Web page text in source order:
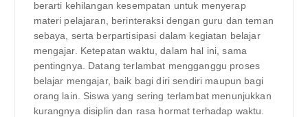
berarti kehilangan kesempatan untuk menyerap
materi pelajaran, berinteraksi dengan guru dan teman
sebaya, serta berpartisipasi dalam kegiatan belajar
mengajar. Ketepatan waktu, dalam hal ini, sama
pentingnya. Datang terlambat mengganggu proses
belajar mengajar, baik bagi diri sendiri maupun bagi
orang lain. Siswa yang sering terlambat menunjukkan
kurangnya disiplin dan rasa hormat terhadap waktu.